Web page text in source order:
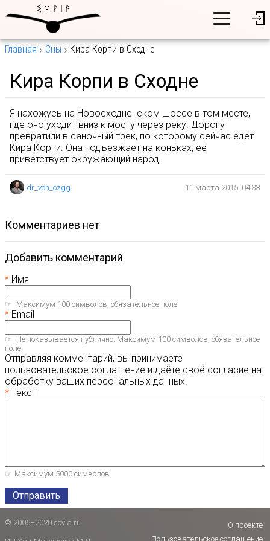
Главная Сны Кира Корпи в Сходне
Кира Корпи в Сходне
Я нахожусь на Новосходненском шоссе в том месте,
где оно уходит вниз к мосту через реку. Дорогу
превратили в саночный трек, по которому сейчас едет
Кира Корпи. Она подъезжает на коньках, её
приветствует окружающий народ.
dr_von_ozgg 11 марта 2015, 04:33
комментариев нет
Добавить комментарий
Имя
Максимум 100 символов, обязательное поле.
Email
Не показывается публично. Максимум 100 символов, обязательное
поле.
Отправляя комментарий, вы принимаете
пользовательское соглашение и даёте своё согласие на
обработку ваших персональных данных.
Текст
Максимум 5000 символов.
Отправить
© 2006–2020 sovia.ru
О проекте
Пользовательское соглашение